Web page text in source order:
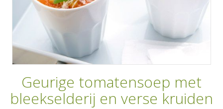
Geurige tomatensoep met
bleekselderij en verse kruiden